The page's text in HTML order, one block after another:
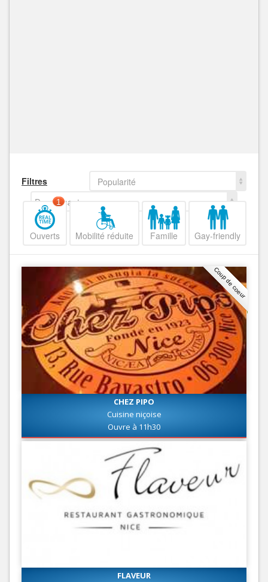
Filtres
Popularité
Decroissant
Ouverts
1
Mobilité réduite Famille Gay-friendly
Coup de coeur
CHEZ PIPO
Cuisine niçoise
Ouvre à 11h30
FLAVEUR